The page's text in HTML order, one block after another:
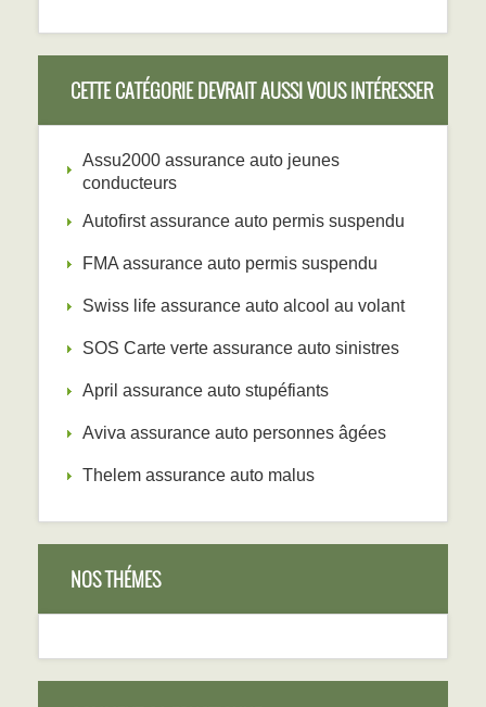
CETTE CATÉGORIE DEVRAIT AUSSI VOUS INTÉRESSER
Assu2000 assurance auto jeunes
conducteurs
Autofirst assurance auto permis suspendu
FMA assurance auto permis suspendu
Swiss life assurance auto alcool au volant
SOS Carte verte assurance auto sinistres
April assurance auto stupéfiants
Aviva assurance auto personnes âgées
Thelem assurance auto malus
NOS THÉMES